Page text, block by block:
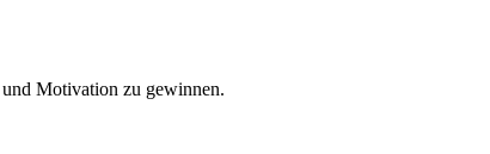
Motivation zu gewinnen.